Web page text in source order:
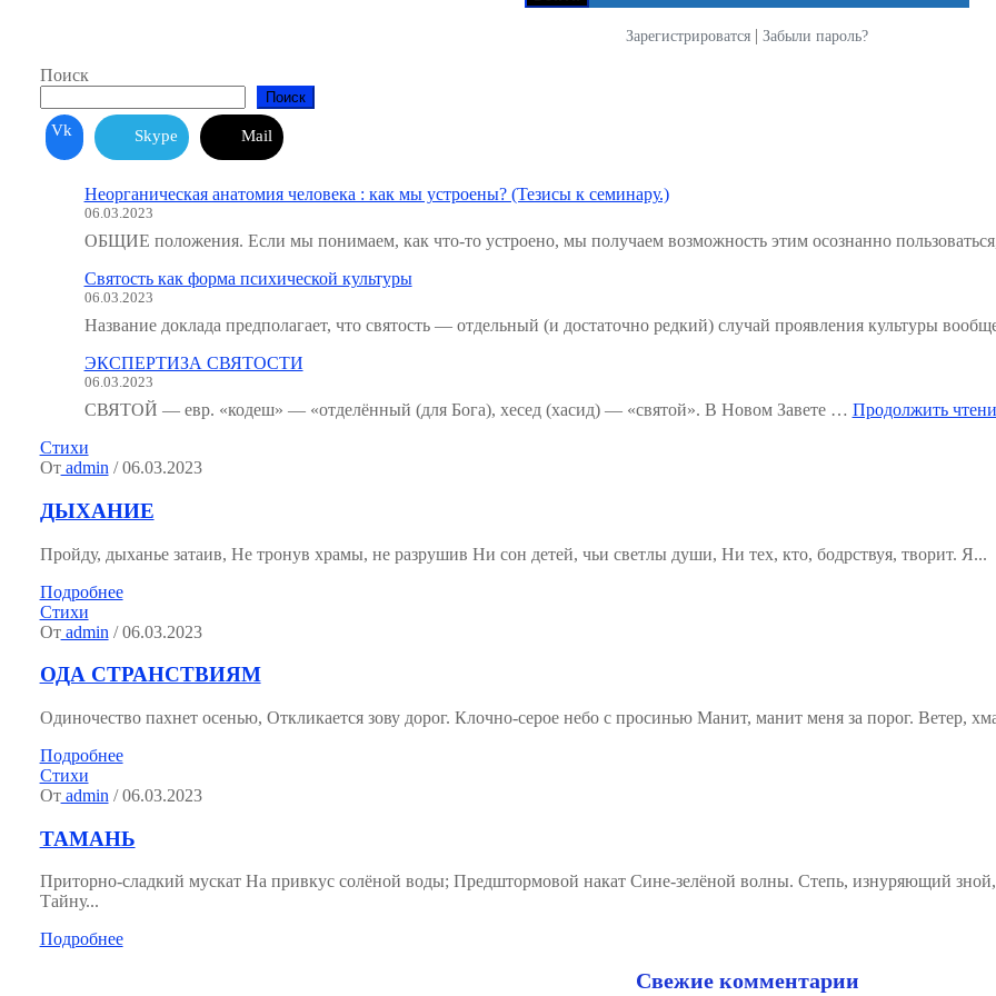
Зарегистрироватся | Забыли пароль?
Поиск
Поиск
Vk Skype Mail
Неорганическая анатомия человека : как мы устроены? (Тезисы к семинару.)
06.03.2023
ОБЩИЕ положения. Если мы понимаем, как что-то устроено, мы получаем возможность этим осознанно
Святость как форма психической культуры
06.03.2023
Название доклада предполагает, что святость — отдельный (и достаточно редкий) случай проявления культуры
ЭКСПЕРТИЗА СВЯТОСТИ
06.03.2023
СВЯТОЙ — евр. «кодеш» — «отделённый (для Бога), хесед (хасид) — «святой». В Новом Завете … Продолжить
Стихи
Отadmin / 06.03.2023
ДЫХАНИЕ
Пройду, дыханье затаив, Не тронув храмы, не разрушив Ни сон детей, чьи светлы души, Ни тех, кто, бодрствуя, творит. Я...
Подробнее
Стихи
Отadmin / 06.03.2023
ОДА СТРАНСТВИЯМ
Одиночество пахнет осенью, Откликается зову дорог. Клочно-серое небо с просинью Манит, манит меня за порог. Ветер,
Подробнее
Стихи
Отadmin / 06.03.2023
ТАМАНЬ
Приторно-сладкий мускат На привкус солёной воды; Предштормовой накат Сине-зелёной волны. Степь, изнуряющий
Тайну...
Подробнее
Свежие комментарии